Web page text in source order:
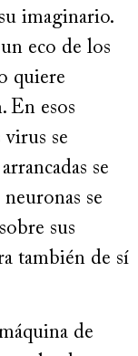
imaginario.
eco de los
quiere
En esos
virus se
se
se
sus
también de sí
de